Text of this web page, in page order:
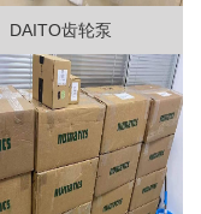
DAITO齿轮泵